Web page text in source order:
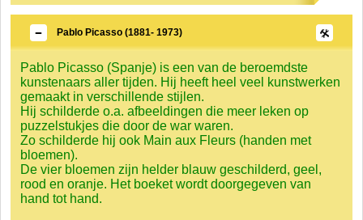
Pablo Picasso (1881- 1973)
Pablo Picasso (Spanje) is een van de beroemdste
kunstenaars aller tijden. Hij heeft heel veel kunstwerken
gemaakt in verschillende stijlen.
Hij schilderde o.a. afbeeldingen die meer leken op
puzzelstukjes die door de war waren.
Zo schilderde hij ook Main aux Fleurs (handen met
bloemen).
De vier bloemen zijn helder blauw geschilderd, geel,
rood en oranje. Het boeket wordt doorgegeven van
hand tot hand.